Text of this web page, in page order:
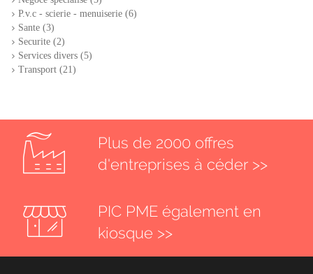
P.v.c - scierie - menuiserie (6)
Sante (3)
Securite (2)
Services divers (5)
Transport (21)
Plus de 2000 offres
d'entreprises à céder >>
PIC PME également en
kiosque >>